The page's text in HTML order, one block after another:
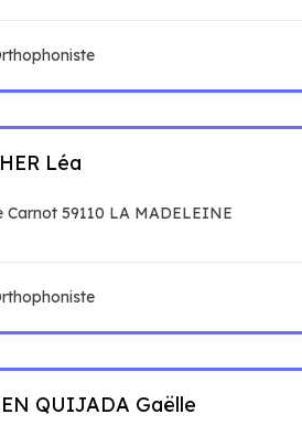
Léa
Carnot 59110 LA MADELEINE
QUIJADA Gaëlle